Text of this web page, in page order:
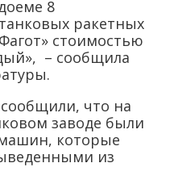
8
ракетных
стоимостью
– сообщила
что на
заводе были
которые
из